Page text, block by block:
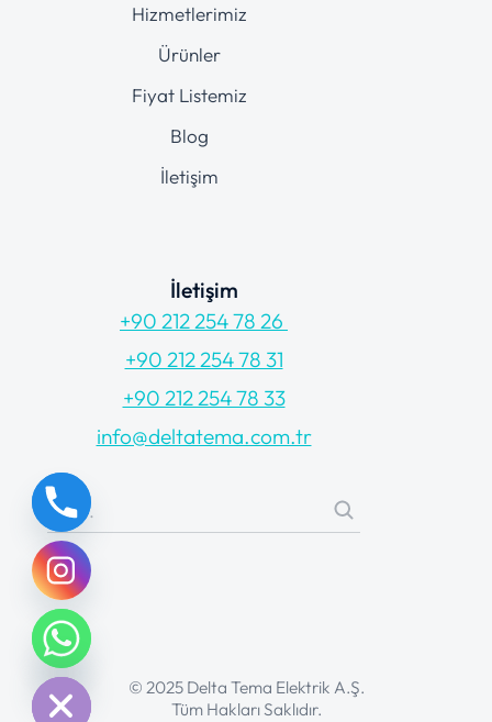
Hizmetlerimiz
Ürünler
Fiyat Listemiz
Blog
İletişim
İletişim
+90 212 254 78 26
+90 212 254 78 31
+90 212 254 78 33
info@deltatema.com.tr
© 2025 Delta Tema Elektrik A.Ş.
Tüm Hakları Saklıdır.
Hide
chaty